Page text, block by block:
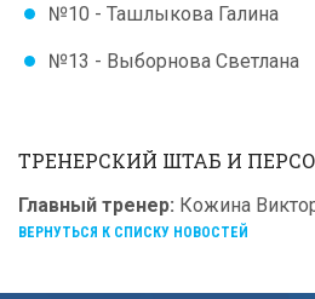
№10 - Ташлыкова Галина
№13 - Выборнова Светлана
ТРЕНЕРСКИЙ ШТАБ И
Главный тренер: Кожина
ВЕРНУТЬСЯ К СПИСКУ НОВОСТЕЙ